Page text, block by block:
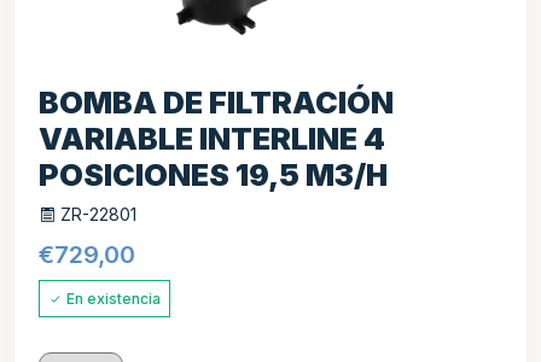
BOMBA DE FILTRACIÓN
VARIABLE INTERLINE 4
POSICIONES 19,5 M3/H
ZR-22801
€729,00
En existencia